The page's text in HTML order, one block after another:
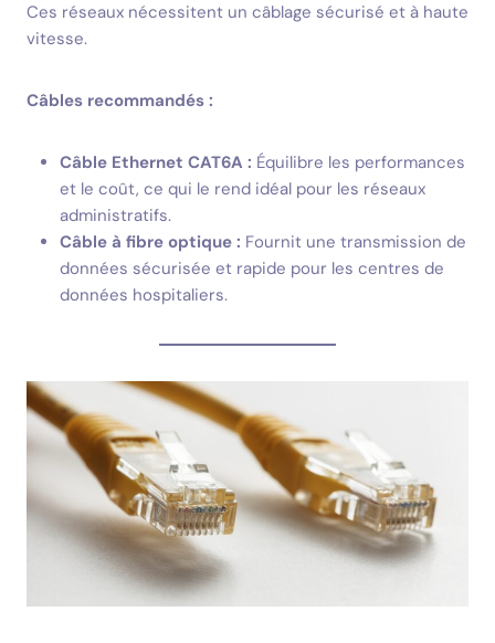
Ces réseaux nécessitent un câblage sécurisé et à haute
vitesse.
Câbles recommandés :
Câble Ethernet CAT6A : Équilibre les performances
et le coût, ce qui le rend idéal pour les réseaux
administratifs.
Câble à fibre optique : Fournit une transmission de
données sécurisée et rapide pour les centres de
données hospitaliers.